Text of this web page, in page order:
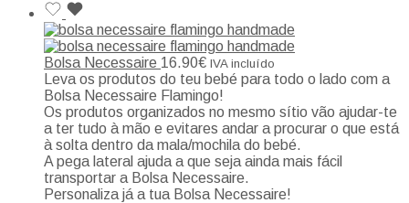
Bolsa Necessaire 16.90€ IVA incluído
Leva os produtos do teu bebé para todo o lado com a
Bolsa Necessaire Flamingo!
Os produtos organizados no mesmo sítio vão ajudar-te
a ter tudo à mão e evitares andar a procurar o que está
à solta dentro da mala/mochila do bebé.
A pega lateral ajuda a que seja ainda mais fácil
transportar a Bolsa Necessaire.
Personaliza já a tua Bolsa Necessaire!